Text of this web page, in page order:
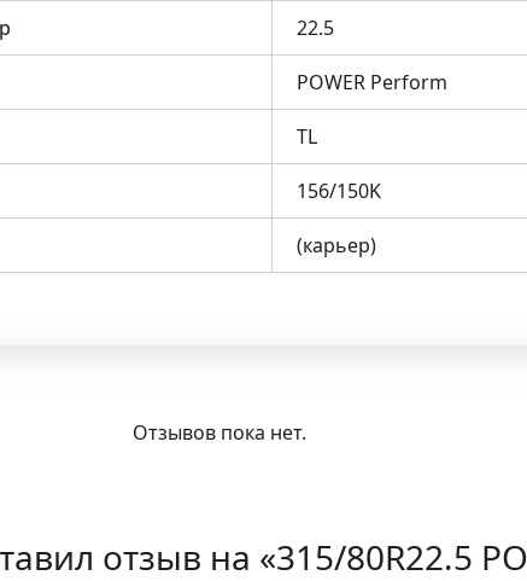
22.5
POWER Perform
TL
156/150K
(карьер)
Отзывов пока нет.
отзыв на «315/80R22.5